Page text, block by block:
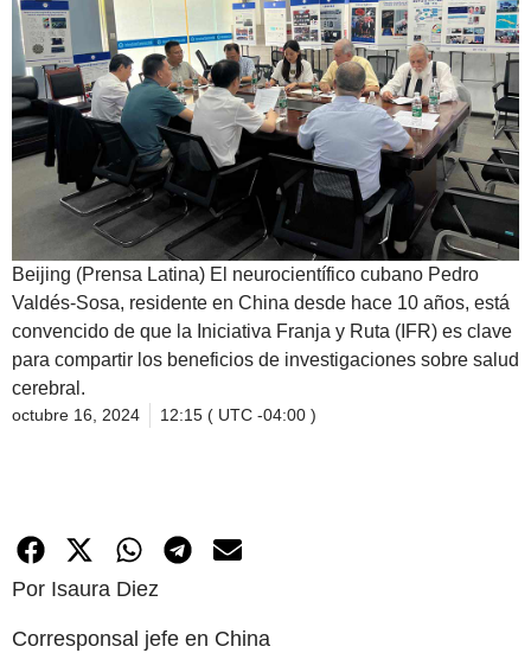
Beijing (Prensa Latina) El neurocientífico cubano Pedro
Valdés-Sosa, residente en China desde hace 10 años, está
convencido de que la Iniciativa Franja y Ruta (IFR) es clave
para compartir los beneficios de investigaciones sobre salud
cerebral.
octubre 16, 2024 12:15 ( UTC -04:00 )
Por Isaura Diez
Corresponsal jefe en China